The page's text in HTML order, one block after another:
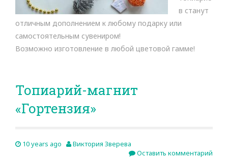
в станут
отличным дополнением к любому подарку или
самостоятельным сувениром!
Возможно изготовление в любой цветовой гамме!
Топиарий-магнит
«Гортензия»
10 years ago
Виктория Зверева
Оставить комментарий